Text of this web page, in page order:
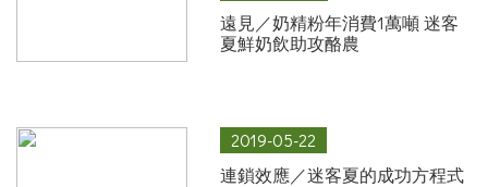
遠見／奶精粉年消費1萬噸 迷客
夏鮮奶飲助攻酪農
2019-05-22
連鎖效應／迷客夏的成功方程式